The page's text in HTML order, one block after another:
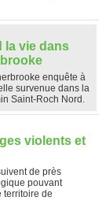
la vie dans
enquête à
survenue dans la
Saint-Roch Nord.
violents et
de près
pouvant
territoire de